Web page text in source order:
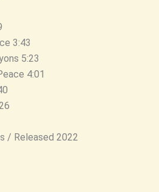
3:43
5:23
4:01
/ Released 2022